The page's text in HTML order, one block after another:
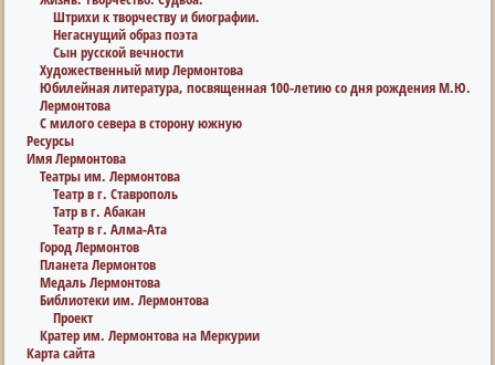
Штрихи к творчеству и биографии.
Негаснущий образ поэта
Сын русской вечности
Художественный мир Лермонтова
Юбилейная литература, посвященная 100-летию со дня рождения М.Ю.
Лермонтова
С милого севера в сторону южную
Ресурсы
Имя Лермонтова
Театры им. Лермонтова
Театр в г. Ставрополь
Татр в г. Абакан
Театр в г. Алма-Ата
Город Лермонтов
Планета Лермонтов
Медаль Лермонтова
Библиотеки им. Лермонтова
Проект
Кратер им. Лермонтова на Меркурии
Карта сайта